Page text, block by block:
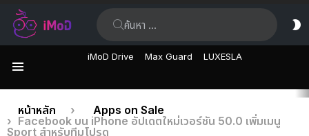
iMoD Drive Max Guard LUXESLA
เรื่อง
ล่าสุด
คุณอยู่ที่นี่:
หน้าหลัก
Apps on Sale
Facebook บน iPhone อัปเดตใหม่เวอร์ชัน 50.0 เพิ่มเมนู
Sport สำหรับทีมโปรด